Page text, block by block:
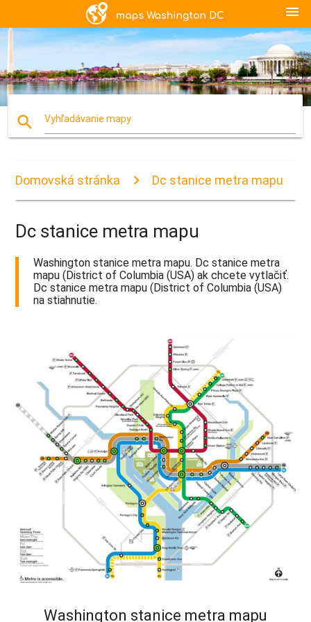
menu
search Vyhľadávanie mapy
Domovská stránka Dc stanice metra mapu
Dc stanice metra mapu
Washington stanice metra mapu. Dc stanice metra
mapu (District of Columbia (USA) ak chcete vytlačiť.
Dc stanice metra mapu (District of Columbia (USA)
na stiahnutie.
Washington stanice metra mapu